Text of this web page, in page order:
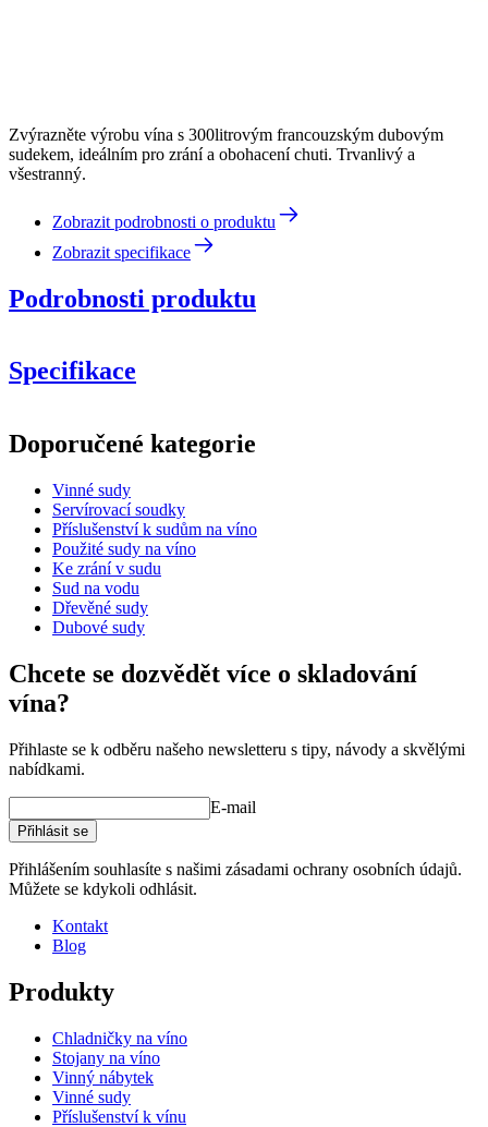
Zvýrazněte výrobu vína s 300litrovým francouzským dubovým
sudekem, ideálním pro zrání a obohacení chuti. Trvanlivý a
všestranný.
Zobrazit podrobnosti o produktu
Zobrazit specifikace
Podrobnosti produktu
sudy/související produkty.
Specifikace
Číslo produktuMF300FG27-M
Rozměry (ŠxVxH cm)
Hmotnost (kg) 70
Doporučené kategorie
Vinné sudy
Servírovací soudky
Příslušenství k sudům na víno
Použité sudy na víno
Ke zrání v sudu
Sud na vodu
Dřevěné sudy
Dubové sudy
Chcete se dozvědět více o skladování
vína?
Přihlaste se k odběru našeho newsletteru s tipy, návody a skvělými
nabídkami.
E-mail
Přihlásit se
Přihlášením souhlasíte s našimi zásadami ochrany osobních údajů.
Můžete se kdykoli odhlásit.
Kontakt
Blog
Produkty
Chladničky na víno
Stojany na víno
Vinný nábytek
Vinné sudy
Příslušenství k vínu